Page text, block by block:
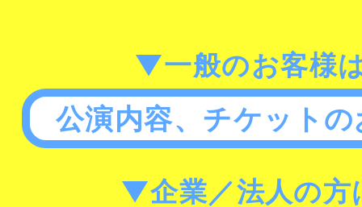
▼一般のお客様
公演内容、チケット
▼企業／法人の方